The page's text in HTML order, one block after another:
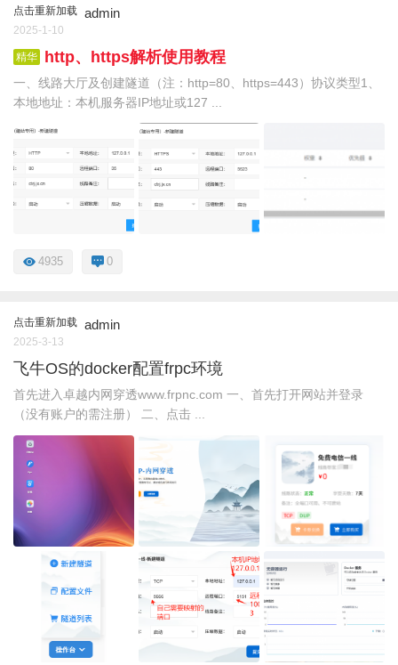
点击重新加载 admin
2025-1-10
精华 http、https解析使用教程
一、线路大厅及创建隧道（注：http=80、https=443）协议类型1、
本地地址：本机服务器IP地址或127 ...
4935 0
点击重新加载 admin
2025-3-13
飞牛OS的docker配置frpc环境
首先进入卓越内网穿透www.frpnc.com 一、首先打开网站并登录
（没有账户的需注册） 二、点击 ...